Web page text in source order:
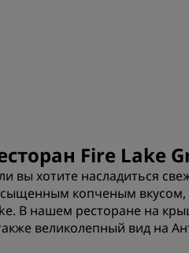
Fire Lake
вы хотите насладиться
копченым вкусом,
В нашем ресторане на
великолепный вид на